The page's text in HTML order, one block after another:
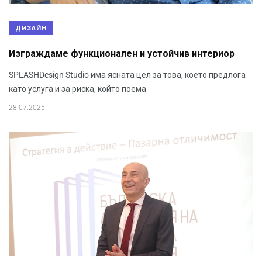
ДИЗАЙН
Изграждаме функционален и устойчив интериор
SPLASHDesign Studio има ясната цел за това, което предлога
като услуга и за риска, който поема
28.07.2025